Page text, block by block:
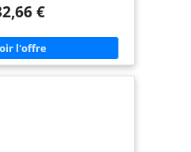
est concentrée comme les
beaucoup plus rapide
compatible avec toute
en cuivre, PEX, CPVC ou
PE-RT.
€